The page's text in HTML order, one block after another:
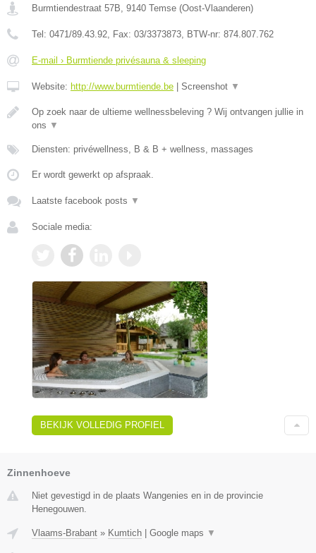
Burmtiendestraat 57B, 9140 Temse (Oost-Vlaanderen)
Tel: 0471/89.43.92, Fax: 03/3373873, BTW-nr: 874.807.762
E-mail › Burmtiende privésauna & sleeping
Website: http://www.burmtiende.be Screenshot ▼
Op zoek naar de ultieme wellnessbeleving ? Wij ontvangen jullie in
ons ▼
Diensten: privéwellness, B & B + wellness, massages
Er wordt gewerkt op afspraak.
Laatste facebook posts ▼
Sociale media:
BEKIJK VOLLEDIG PROFIEL
Zinnenhoeve
Niet gevestigd in de plaats Wangenies en in de provincie
Henegouwen.
Vlaams-Brabant » Kumtich Google maps ▼